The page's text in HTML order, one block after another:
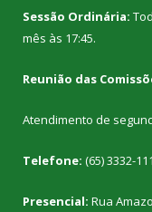
Sessão Ordinária:
mês às 17:45.
Reunião das
Atendimento de
Telefone: (65) 3332-
Presencial: Rua